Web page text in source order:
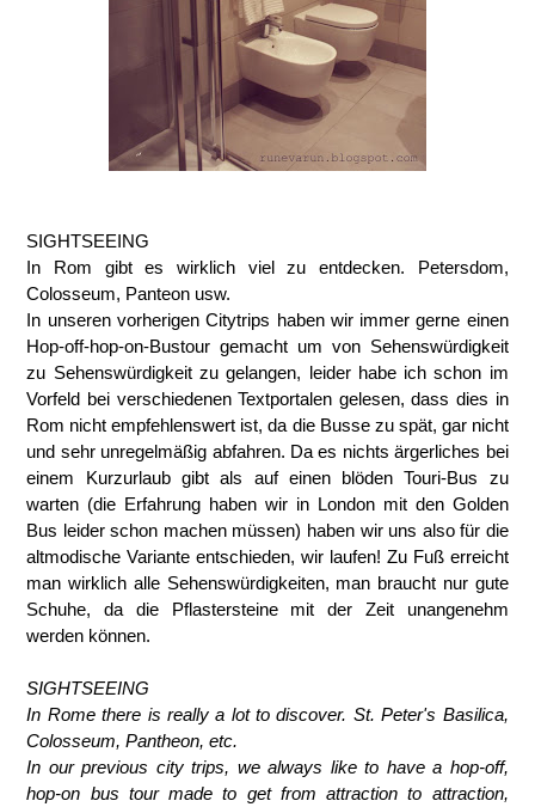
SIGHTSEEING
In Rom gibt es wirklich viel zu entdecken. Petersdom,
Colosseum, Panteon usw.
In unseren vorherigen Citytrips haben wir immer gerne einen
Hop-off-hop-on-Bustour gemacht um von Sehenswürdigkeit
zu Sehenswürdigkeit zu gelangen, leider habe ich schon im
Vorfeld bei verschiedenen Textportalen gelesen, dass dies in
Rom nicht empfehlenswert ist, da die Busse zu spät, gar nicht
und sehr unregelmäßig abfahren. Da es nichts ärgerliches bei
einem Kurzurlaub gibt als auf einen blöden Touri-Bus zu
warten (die Erfahrung haben wir in London mit den Golden
Bus leider schon machen müssen) haben wir uns also für die
altmodische Variante entschieden, wir laufen! Zu Fuß erreicht
man wirklich alle Sehenswürdigkeiten, man braucht nur gute
Schuhe, da die Pflastersteine mit der Zeit unangenehm
werden können.
SIGHTSEEING
In Rome there is really a lot to discover. St. Peter's Basilica,
Colosseum, Pantheon, etc.
In our previous city trips, we always like to have a hop-off,
hop-on bus tour made to get from attraction to attraction,